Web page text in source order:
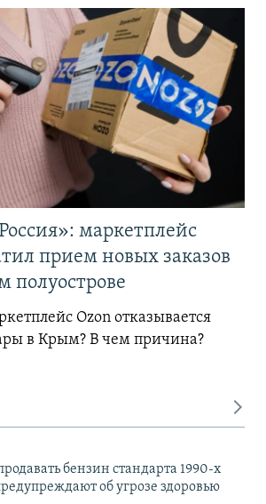
маркетплейс
прием новых заказов
полуострове
Ozon отказывается
в Крым? В чем причина?
бензин стандарта 1990-х
об угрозе здоровью